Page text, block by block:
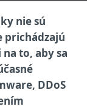
nie sú
prichádzajú
to, aby sa
DDoS